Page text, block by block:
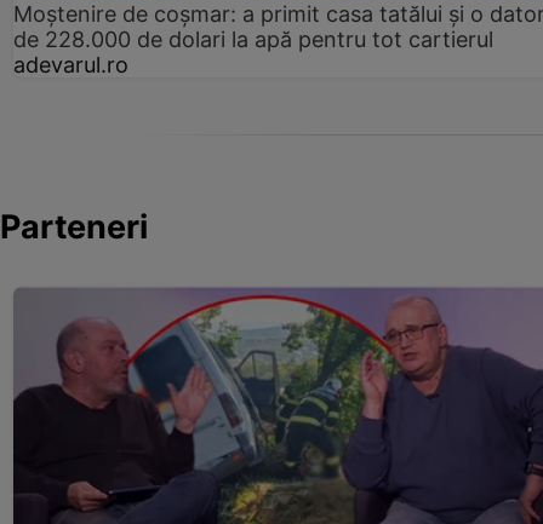
Moștenire de coșmar: a primit casa tatălui și o
de 228.000 de dolari la apă pentru tot cartierul
adevarul.ro
Parteneri